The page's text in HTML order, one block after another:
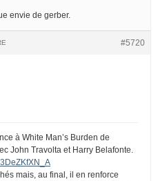
envie de gerber.
#5720
à White Man’s Burden de
John Travolta et Harry Belafonte.
mais, au final, il en renforce